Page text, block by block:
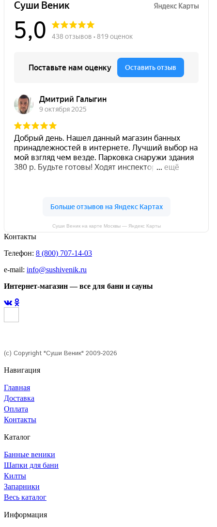
Суши Веник на карте Москвы — Яндекс Карты
Контакты
Телефон: 8 (800) 707-14-03
e-mail: info@sushivenik.ru
Интернет-магазин — все для бани и сауны
(с) Copyright "Суши Веник" 2009-2026
Навигация
Главная
Доставка
Оплата
Контакты
Каталог
Банные веники
Шапки для бани
Килты
Запарники
Весь каталог
Информация